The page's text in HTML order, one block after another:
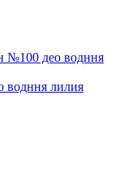
водння лилия